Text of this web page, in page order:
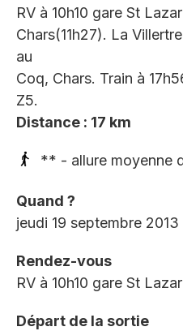
RV à 10h10 gare St
Chars(11h27). La
au
Coq, Chars. Train à
Z5.
Distance : 17 km
** - allure moyenne
Quand ?
jeudi 19 septembre 2013
Rendez-vous
RV à 10h10 gare St
Départ de la sortie